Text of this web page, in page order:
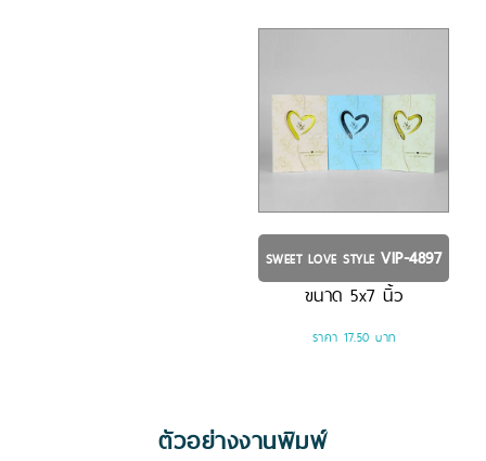
SWEET LOVE STYLEVIP-4897
ขนาด5x7นิ้ว
ราคา 17.50 บาท
ตัวอย่างงานพิมพ์